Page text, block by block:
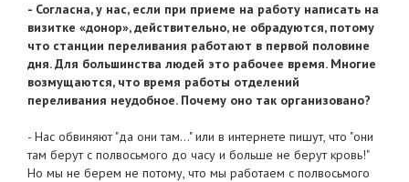
- Согласна, у нас, если при приеме на работу написать на
визитке «донор», действительно, не обрадуются, потому
что станции переливания работают в первой половине
дня. Для большинства людей это рабочее время. Многие
возмущаются, что время работы отделений
переливания неудобное. Почему оно так организовано?
- Нас обвиняют "да они там..." или в интернете пишут, что "они
там берут с полвосьмого до часу и больше не берут кровь!"
Но мы не берем не потому, что мы работаем с полвосьмого